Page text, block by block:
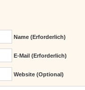
Name (erforderlich)
E-Mail (erforderlich)
Website (Optional)